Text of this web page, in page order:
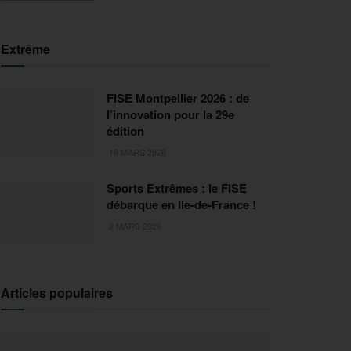
Extrême
FISE Montpellier 2026 : de
l’innovation pour la 29e
édition
Sports Extrêmes : le FISE
débarque en Ile-de-France !
Articles populaires